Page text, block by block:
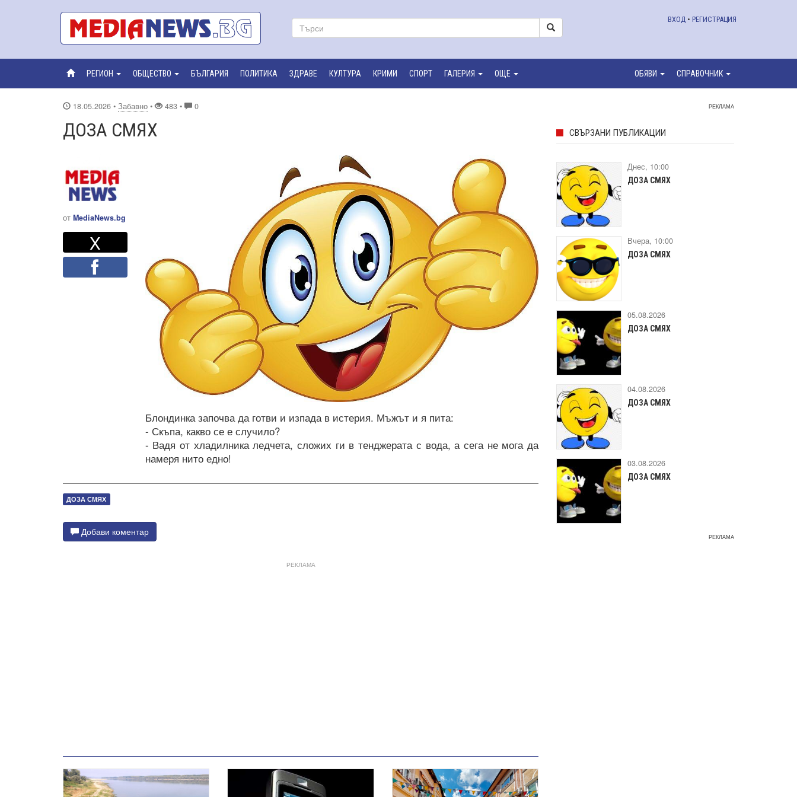
ВХОД • РЕГИСТРАЦИЯ
РЕГИОН ОБЩЕСТВО БЪЛГАРИЯ ПОЛИТИКА ЗДРАВЕ КУЛТУРА КРИМИ СПОРТ ГАЛЕРИЯ ОЩЕ ОБЯВИ СПРАВОЧНИК
18.05.2026 • Забавно • 483 • 0
ДОЗА СМЯХ
от MediaNews.bg
Споделете
XTwitter
Facebook
Блондинка започва да готви и изпада в истерия. Мъжът и я пита:
- Скъпа, какво се е случило?
- Вадя от хладилника ледчета, сложих ги в тенджерата с вода, а сега не мога да
намеря нито едно!
ДОЗА СМЯХ
Добави коментар
РЕКЛАМА
РЕКЛАМА
СВЪРЗАНИ ПУБЛИКАЦИИ
Днес, 10:00
ДОЗА СМЯХ
Вчера, 10:00
ДОЗА СМЯХ
05.08.2026
ДОЗА СМЯХ
04.08.2026
ДОЗА СМЯХ
03.08.2026
ДОЗА СМЯХ
РЕКЛАМА